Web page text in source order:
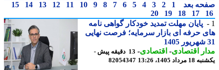
بعد
1
2
3
4
5
6
7
8
9
10
11
12
13
14
15
17
18
19
20
پایان مهلت تمدید خودکار گواهی نامه
حرفه ای بازار سرمایه؛ فرصت نهایی
اقتصادی-اقتصادی-
13 دقیقه پیش -
1405، 13:26
82054347